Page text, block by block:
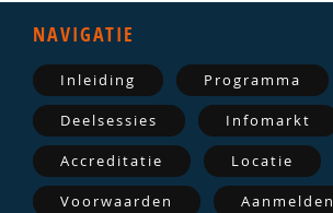
NAVIGATIE
Inleiding Programma
Deelsessies Infomarkt
Accreditatie Locatie
Voorwaarden Aanmelden